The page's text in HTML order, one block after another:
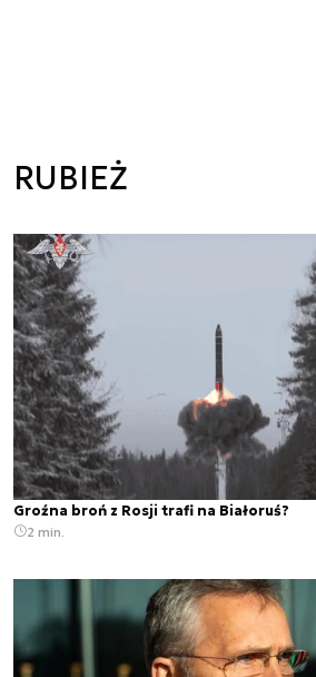
RUBIEŻ
Groźna broń z Rosji trafi na Białoruś?
2 min.